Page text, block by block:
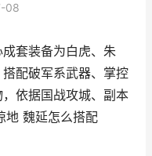
08
套装备为白虎、朱
配破军系武器、掌控
依据国战攻城、副本
地 魏延怎么搭配